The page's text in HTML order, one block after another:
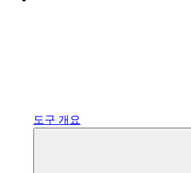
도구 개요